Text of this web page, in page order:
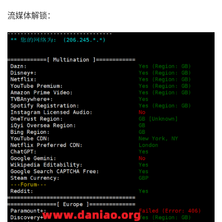
流媒体解锁：